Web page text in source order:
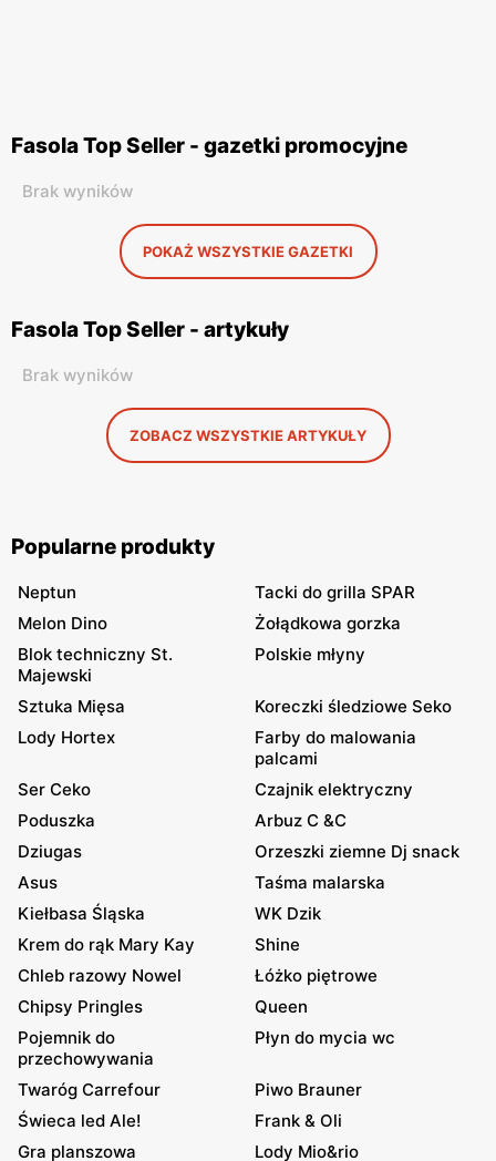
Fasola Top Seller - gazetki promocyjne
Brak wyników
POKAŻ WSZYSTKIE GAZETKI
Fasola Top Seller - artykuły
Brak wyników
ZOBACZ WSZYSTKIE ARTYKUŁY
Popularne produkty
Neptun
Tacki do grilla SPAR
Melon Dino
Żołądkowa gorzka
Blok techniczny St.
Majewski
Polskie młyny
Sztuka Mięsa
Koreczki śledziowe Seko
Lody Hortex
Farby do malowania
palcami
Ser Ceko
Czajnik elektryczny
Poduszka
Arbuz C &C
Dziugas
Orzeszki ziemne Dj snack
Asus
Taśma malarska
Kiełbasa Śląska
WK Dzik
Krem do rąk Mary Kay
Shine
Chleb razowy Nowel
Łóżko piętrowe
Chipsy Pringles
Queen
Pojemnik do
przechowywania
Płyn do mycia wc
Twaróg Carrefour
Piwo Brauner
Świeca led Ale!
Frank & Oli
Gra planszowa
Lody Mio&rio